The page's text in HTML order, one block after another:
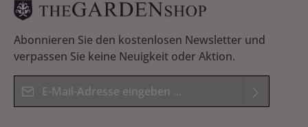
Abonnieren Sie den kostenlosen Newsletter und
verpassen Sie keine Neuigkeit oder Aktion.
E-Mail-Adresse*